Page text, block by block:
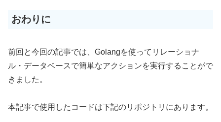
おわりに
前回と今回の記事では、Golangを使ってリレーショナ
ル・データベースで簡単なアクションを実行することがで
きました。
本記事で使用したコードは下記のリポジトリにあります。